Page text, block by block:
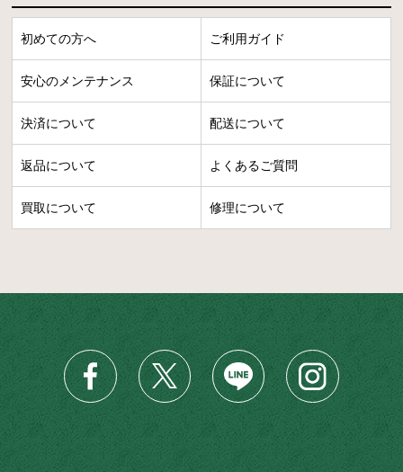
初めての方へ ご利用ガイド
安心のメンテナンス 保証について
決済について 配送について
返品について よくあるご質問
買取について 修理について